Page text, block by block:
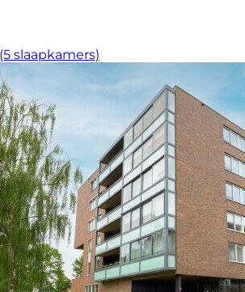
slaapkamers)